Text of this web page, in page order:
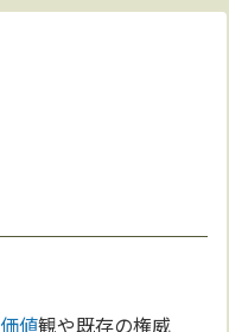
価値観や既存の権威